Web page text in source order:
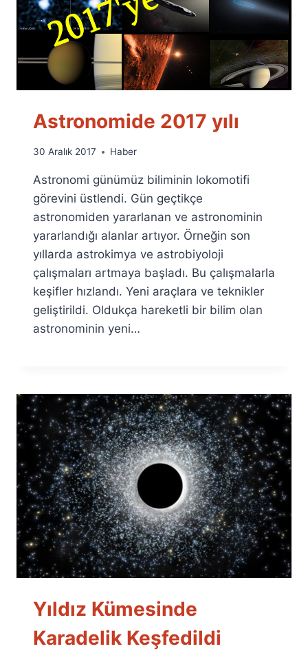
Astronomide 2017 yılı
By
Fuat
Özyar
30 Aralık 2017 Haber
Astronomi günümüz biliminin lokomotifi
görevini üstlendi. Gün geçtikçe
astronomiden yararlanan ve astronominin
yararlandığı alanlar artıyor. Örneğin son
yıllarda astrokimya ve astrobiyoloji
çalışmaları artmaya başladı. Bu çalışmalarla
keşifler hızlandı. Yeni araçlara ve teknikler
geliştirildi. Oldukça hareketli bir bilim olan
astronominin yeni…
Yıldız Kümesinde
Karadelik Keşfedildi